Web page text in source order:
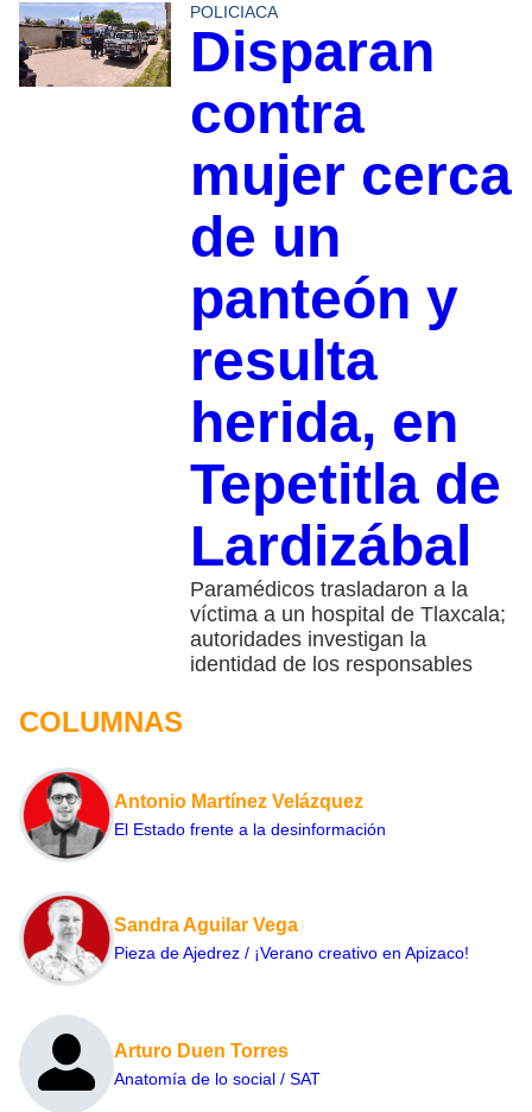
POLICIACA
Disparan
contra
mujer cerca
de un
panteón y
resulta
herida, en
Tepetitla de
Lardizábal
Paramédicos trasladaron a la
víctima a un hospital de Tlaxcala;
autoridades investigan la
identidad de los responsables
COLUMNAS
Antonio Martínez Velázquez
El Estado frente a la desinformación
Sandra Aguilar Vega
Pieza de Ajedrez / ¡Verano creativo en Apizaco!
Arturo Duen Torres
Anatomía de lo social / SAT